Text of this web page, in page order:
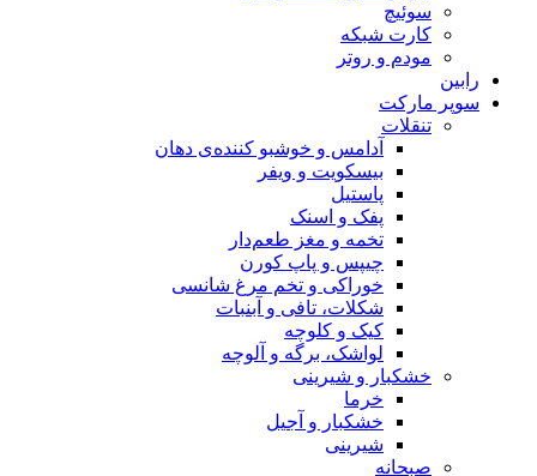
سوئیچ
کارت شبکه
مودم و روتر
رابین
سوپر مارکت
تنقلات
آدامس و خوشبو کننده‌ی دهان
بیسکویت و ویفر
پاستیل
پفک و اسنک
تخمه و مغز طعم‌دار
چیپس و پاپ کورن
خوراکی و تخم مرغ شانسی
شکلات، تافی و آبنبات
کیک و کلوچه
لواشک، برگه و آلوچه
خشکبار و شیرینی
خرما
خشکبار و آجیل
شیرینی
صبحانه